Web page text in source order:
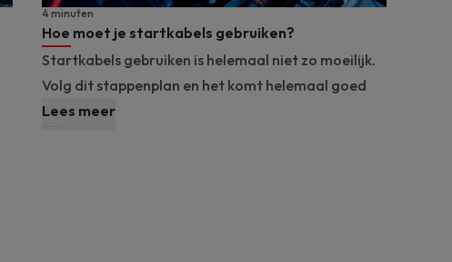
Hoe moet je startkabels gebruiken?
4 minuten
Startkabels gebruiken is helemaal niet zo moeilijk.
Volg dit stappenplan en het komt helemaal goed
Lees meer